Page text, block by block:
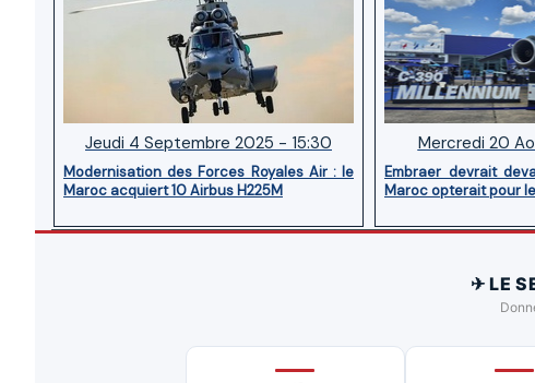
Jeudi 4 Septembre 2025 - 15:30
Modernisation des Forces Royales Air : le
Maroc acquiert 10 Airbus H225M
Mercredi 20
Embraer devrait
Maroc opterait pour
✈ LE